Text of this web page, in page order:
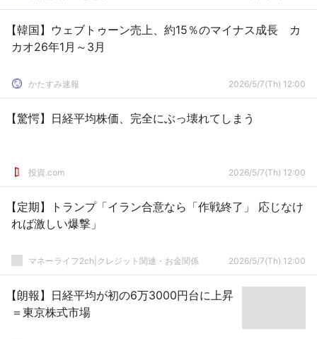
【韓国】ウェブトゥーン売上、約15％のマイナス成長 カ
カオ26年1月～3月
かたすみ速報 2026/5/7(Th) 12:00
【驚愕】日経平均株価、完全にぶっ壊れてしまう
投資.com 2026/5/7(Th) 12:00
【定期】トランプ「イラン合意なら「作戦終了」 応じなけ
れば激しい爆撃」
マネーライフ2ch|クレジット関連・お金関係 2026/5/7(Th) 12:00
【朗報】日経平均が初の6万3000円台に上昇
＝東京株式市場